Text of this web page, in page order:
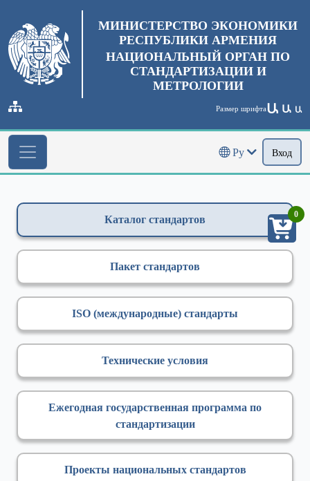
МИНИСТЕРСТВО ЭКОНОМИКИ
РЕСПУБЛИКИ АРМЕНИЯ
НАЦИОНАЛЬНЫЙ ОРГАН ПО
СТАНДАРТИЗАЦИИ И
МЕТРОЛОГИИ
Размер шрифтаԱ Ա Ա
Ру Вход
Каталог стандартов
Пакет стандартов
ISO (международные) стандарты
Технические условия
Ежегодная государственная программа по
стандартизации
Проекты национальных стандартов
0